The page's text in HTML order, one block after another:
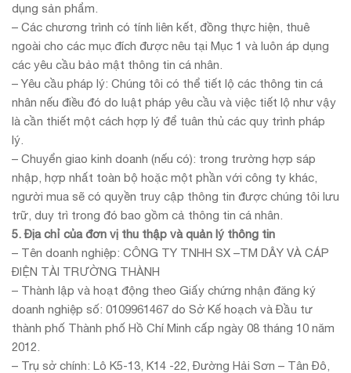
dụng sản phẩm.
– Các chương trình có tính liên kết, đồng thực hiện, thuê
ngoài cho các mục đích được nêu tại Mục 1 và luôn áp dụng
các yêu cầu bảo mật thông tin cá nhân.
– Yêu cầu pháp lý: Chúng tôi có thể tiết lộ các thông tin cá
nhân nếu điều đó do luật pháp yêu cầu và việc tiết lộ như vậy
là cần thiết một cách hợp lý để tuân thủ các quy trình pháp
lý.
– Chuyển giao kinh doanh (nếu có): trong trường hợp sáp
nhập, hợp nhất toàn bộ hoặc một phần với công ty khác,
người mua sẽ có quyền truy cập thông tin được chúng tôi lưu
trữ, duy trì trong đó bao gồm cả thông tin cá nhân.
5. Địa chỉ của đơn vị thu thập và quản lý thông tin
– Tên doanh nghiệp: CÔNG TY TNHH SX –TM DÂY VÀ CÁP
ĐIỆN TÀI TRƯỜNG THÀNH
– Thành lập và hoạt động theo Giấy chứng nhận đăng ký
doanh nghiệp số: 0109961467 do Sở Kế hoạch và Đầu tư
thành phố Thành phố Hồ Chí Minh cấp ngày 08 tháng 10 năm
2012.
– Trụ sở chính: Lô K5-13, K14 -22, Đường Hải Sơn – Tân Đô,